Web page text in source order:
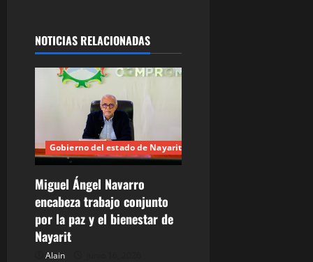
d
e
t
r
a
d
NOTICIAS RELACIONADAS
Gobierno del estado de Nayarit
Miguel Ángel Navarro
encabeza trabajo conjunto
por la paz y el bienestar de
Nayarit
Alain